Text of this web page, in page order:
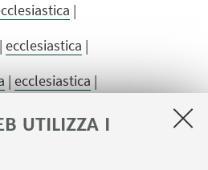
UTILIZZA I
|
| ecclesiastica |
| ecclesiastica |
|ecclesiastica|